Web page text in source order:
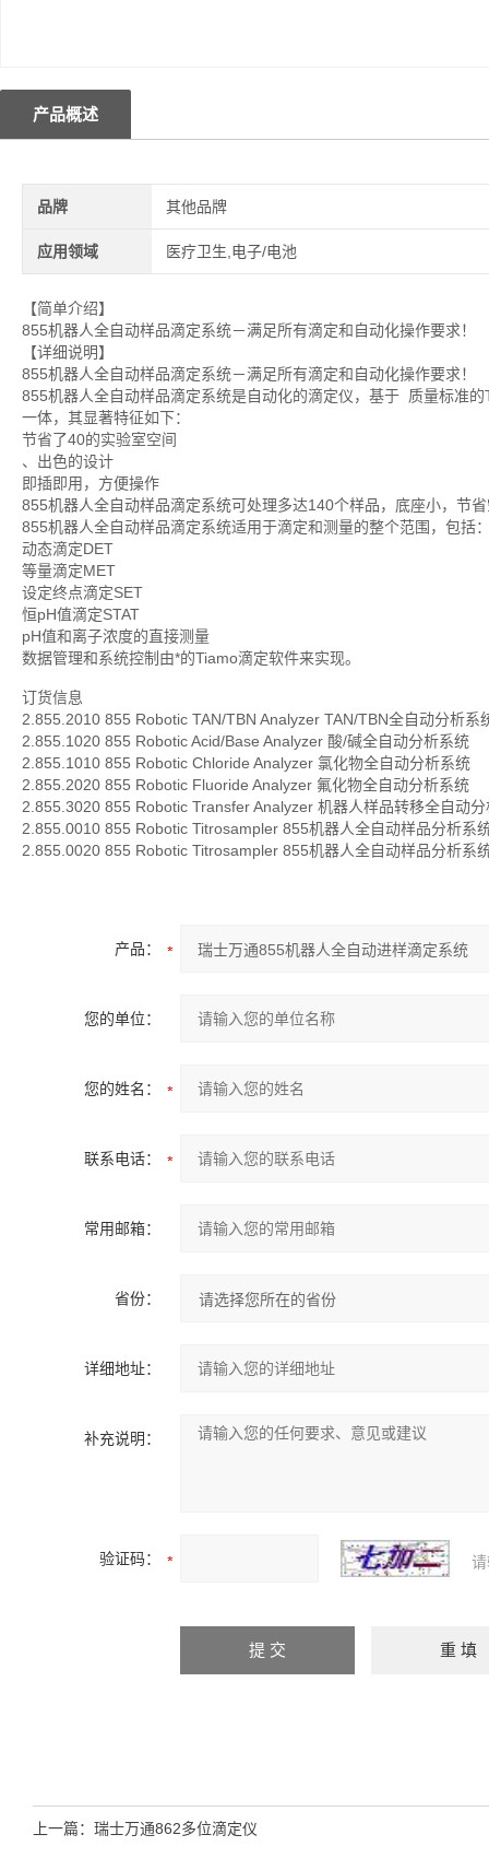
产品概述
品牌 其他品牌
应用领域 医疗卫生,电子/电池
【简单介绍】
855机器人全自动样品滴定系统－满足所有滴定和自动化操作要求！
【详细说明】
855机器人全自动样品滴定系统－满足所有滴定和自动化操作要求！
855机器人全自动样品滴定系统是自动化的滴定仪，基于 质量标准
一体，其显著特征如下：
节省了40的实验室空间
、出色的设计
即插即用，方便操作
855机器人全自动样品滴定系统可处理多达140个样品，底座小，节
855机器人全自动样品滴定系统适用于滴定和测量的整个范围，包括
动态滴定DET
等量滴定MET
设定终点滴定SET
恒pH值滴定STAT
pH值和离子浓度的直接测量
数据管理和系统控制由*的Tiamo滴定软件来实现。
订货信息
2.855.2010 855 Robotic TAN/TBN Analyzer TAN/TBN全自动分析
2.855.1020 855 Robotic Acid/Base Analyzer 酸/碱全自动分析系统
2.855.1010 855 Robotic Chloride Analyzer 氯化物全自动分析系统
2.855.2020 855 Robotic Fluoride Analyzer 氟化物全自动分析系统
2.855.3020 855 Robotic Transfer Analyzer 机器人样品转移全自动
2.855.0010 855 Robotic Titrosampler 855机器人全自动样品分析系
2.855.0020 855 Robotic Titrosampler 855机器人全自动样品分析系
产品：
您的单位：
您的姓名：
联系电话：
常用邮箱：
省份：
详细地址：
补充说明：
验证码：
上一篇： 瑞士万通862多位滴定仪